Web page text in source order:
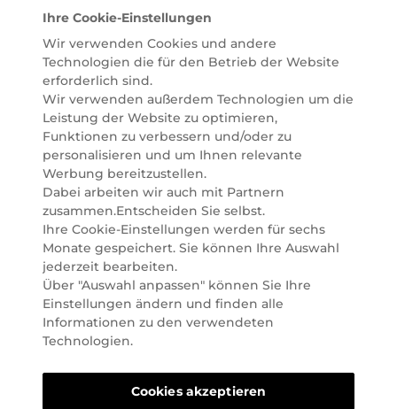
Online Beauty Beratungen und bestellen Sie ganz
einfach alles für Ihre Beauty Routine direkt nach
Hause oder in Ihre Wunsch-Parfümerie liefern.
BERATUNG & EXPERTISE
Marionnaud wurde im Jahr 1984 in Paris gegründet
und ist seit 2001 in Österreich vertreten. Mit rund 80
Parfümerien und unserem Online Shop sind wir
Marktführer im selektiven Beautyhandel in
Österreich. Seit 2023 liefern wir auch nach
Deutschland. Durch abwechselnde Aktionen und
attraktive Angebote zu allen Anlässen finden Sie bei
Marionnaud alles, was Beauty Herzen höherschlagen
lässt. Wir glauben fest daran, dass Freude auf viele
Arten geschaffen werden kann. Vom beruhigenden
und pflegenden Gefühl Ihrer Lieblingsaugencreme
bis zur positiven Verpflichtung zu nachhaltigen
Rohstoffen. Darum suchen wir jeden Tag nach
Wegen, um Ihnen das tägliche Wohlfühlen zu
können online und offline zu beraten und bei Ihren
Fragen zu unterstützen.
Ihre Cookie-Einstellungen
Wir verwenden Cookies und andere
Technologien die für den Betrieb der Website
erforderlich sind.
Wir verwenden außerdem Technologien um die
Leistung der Website zu optimieren,
Funktionen zu verbessern und/oder zu
personalisieren und um Ihnen relevante
Werbung bereitzustellen.
Dabei arbeiten wir auch mit Partnern
zusammen.Entscheiden Sie selbst.
Ihre Cookie-Einstellungen werden für sechs
Monate gespeichert. Sie können Ihre Auswahl
jederzeit bearbeiten.
Über "Auswahl anpassen" können Sie Ihre
Einstellungen ändern und finden alle
Informationen zu den verwendeten
Technologien.
Cookies akzeptieren